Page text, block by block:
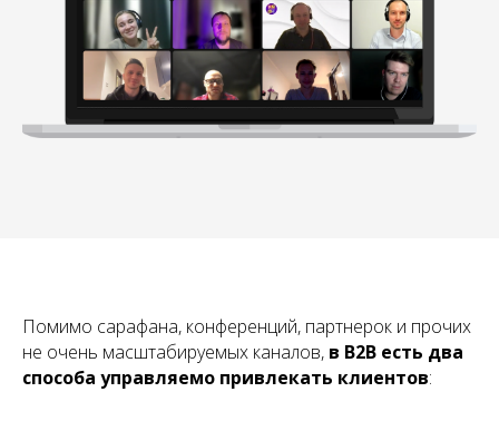
Помимо сарафана, конференций, партнерок и прочих
не очень масштабируемых каналов, в B2B есть два
способа управляемо привлекать клиентов: